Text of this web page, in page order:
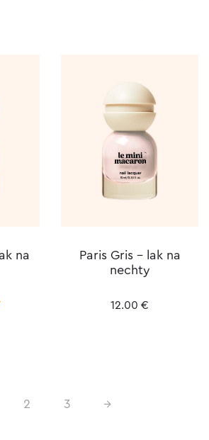
na
Paris Gris – lak na
nechty
12.00 €
2 3 →